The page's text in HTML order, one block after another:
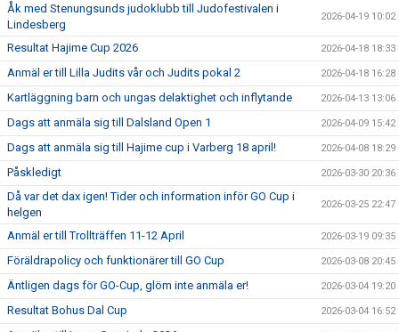
Åk med Stenungsunds judoklubb till Judofestivalen i
Lindesberg
2026-04-19 10:02
Resultat Hajime Cup 2026 2026-04-18 18:33
Anmäl er till Lilla Judits vår och Judits pokal 2 2026-04-18 16:28
Kartläggning barn och ungas delaktighet och inflytande 2026-04-13 13:06
Dags att anmäla sig till Dalsland Open 1 2026-04-09 15:42
Dags att anmäla sig till Hajime cup i Varberg 18 april! 2026-04-08 18:29
Påskledigt 2026-03-30 20:36
Då var det dax igen! Tider och information inför GO Cup i
helgen
2026-03-25 22:47
Anmäl er till Trollträffen 11-12 April 2026-03-19 09:35
Föräldrapolicy och funktionärer till GO Cup 2026-03-08 20:45
Äntligen dags för GO-Cup, glöm inte anmäla er! 2026-03-04 19:20
Resultat Bohus Dal Cup 2026-03-04 16:52